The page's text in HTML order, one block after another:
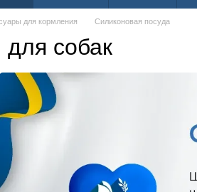
для кормления Силиконовая посуда
собак